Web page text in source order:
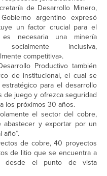
de Desarrollo Minero,
argentino expresó
un factor crucial para el
necesaria una minería
socialmente inclusiva,
competitiva».
Productivo también
de institucional, el cual se
para el desarrollo
de juego y ofrezca seguridad
los próximos 30 años.
el sector del cobre,
y exportar por un
de cobre, 40 proyectos
de litio que se encuentra a
desde el punto de vista